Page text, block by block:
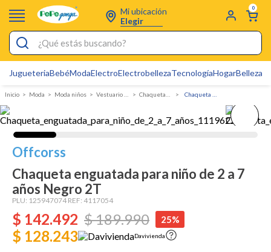
Mi ubicación
Elegir
0
¿Qué estás buscando?
JugueteriaBebéModaElectroElectrobellezaTecnologíaHogarBelleza
Moda Moda niños Vestuario Exterior Niño Chaquetas Y Chalecos
Offcorss
Chaqueta enguatada para niño de 2 a 7
años Negro 2T
PLU: 125947074 REF: 4117054
$ 142.492 $189.990 25%
$ 128.243 Davivienda
Electro
Figuras Toy Story
Carters
Cartas Pokemon
Silla Mecedora Bebé
Cuna Colecho